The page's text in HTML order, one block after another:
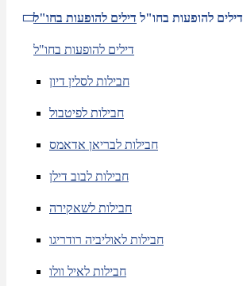
דילים להופעות בחו"ל דילים להופעות בחו"ל
דילים להופעות בחו"ל
חבילות לסלין דיון
חבילות לפיטבול
חבילות לבריאן אדאמס
חבילות לבוב דילן
חבילות לשאקירה
חבילות לאוליביה רודריגו
חבילות לאיל וולו